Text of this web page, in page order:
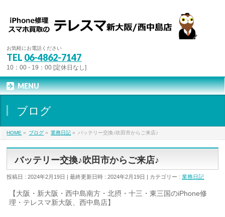
お気軽にお電話ください
TEL 06-4862-7147
10：00 - 19：00 [定休日なし]
MENU
ブログ
HOME » ブログ » 業務日記 » バッテリー交換♪吹田市からご来店♪
バッテリー交換♪吹田市からご来店♪
投稿日 : 2024年2月19日 最終更新日時 : 2024年2月19日 カテゴリー :業務日記
【大阪・新大阪・西中島南方・北摂・十三・東三国のiPhone修
理・テレスマ新大阪、西中島店】